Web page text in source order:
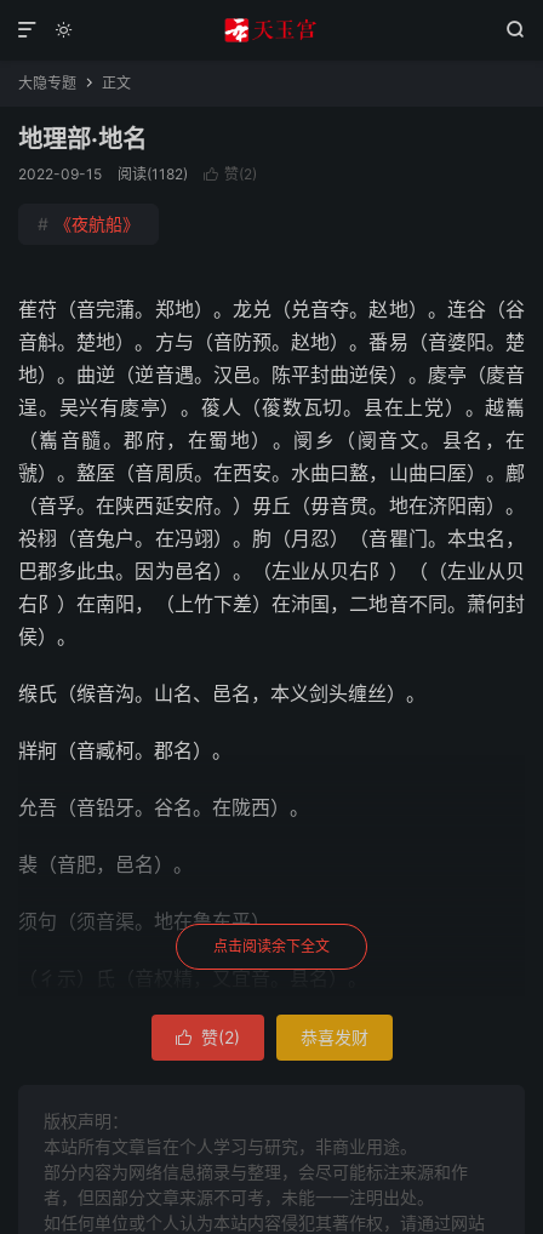
 

大隐专题  正文
地理部·地名
2022-09-15 阅读(1182)  赞(2)
# 《夜航船》
萑苻（音完蒲。郑地）。龙兑（兑音夺。赵地）。连谷（谷
音斛。楚地）。方与（音防预。赵地）。番易（音婆阳。楚
地）。曲逆（逆音遇。汉邑。陈平封曲逆侯）。庱亭（庱音
逞。吴兴有庱亭）。葰人（葰数瓦切。县在上党）。越雟
（雟音髓。郡府，在蜀地）。阌乡（阌音文。县名，在
虢）。盩厔（音周质。在西安。水曲曰盩，山曲曰厔）。鄜
（音孚。在陕西延安府。）毋丘（毋音贯。地在济阳南）。
祋栩（音兔户。在冯翊）。朐（月忍）（音瞿门。本虫名，
巴郡多此虫。因为邑名）。（左业从贝右阝）（（左业从贝
右阝）在南阳，（上竹下差）在沛国，二地音不同。萧何封
侯）。
缑氏（缑音沟。山名、邑名，本义剑头缠丝）。
牂牁（音臧柯。郡名）。
允吾（音铅牙。谷名。在陇西）。
裴（音肥，邑名）。
须句（须音渠。地在鲁东平）。
令攴（音零岐。县名）。
不其（其音箕）。
祝其（其音基）。
点击阅读余下全文
 赞(2) 恭喜发财
版权声明：
本站所有文章旨在个人学习与研究，非商业用途。
部分内容为网络信息摘录与整理，会尽可能标注来源和作
者，但因部分文章来源不可考，未能一一注明出处。
如任何单位或个人认为本站内容侵犯其著作权，请通过网站